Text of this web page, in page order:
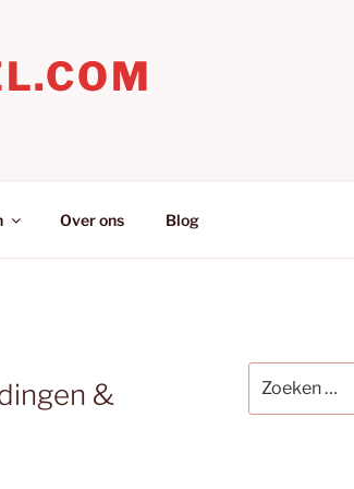
Over ons Blog
&
naar: